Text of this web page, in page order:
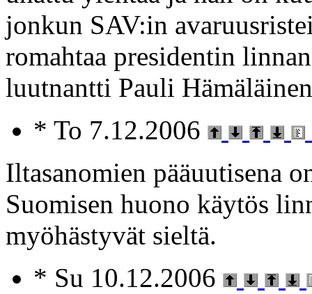
jonkun SAV:in
romahtaa presidentin
luutnantti Pauli
* To 7.12.2006
Iltasanomien pääuutisena
Suomisen huono käytös
myöhästyvät sieltä.
* Su 10.12.2006